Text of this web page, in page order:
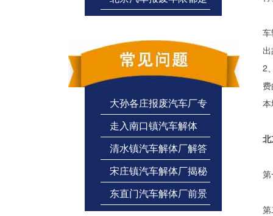
大孙各庄报废汽车厂专
业正规杜绝“拼装车
走入南口镇汽车解体
厂，看报废汽车上的宝
清水镇汽车解体厂解答
报废汽车为何变废为宝
宋庄镇汽车解体厂揭秘
行业难处
东直门汽车解体厂前景
2